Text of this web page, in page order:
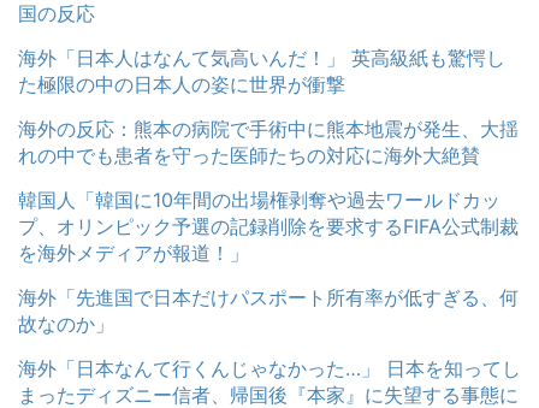
国の反応
海外「日本人はなんて気高いんだ！」 英高級紙も驚愕し
た極限の中の日本人の姿に世界が衝撃
海外の反応：熊本の病院で手術中に熊本地震が発生、大揺
れの中でも患者を守った医師たちの対応に海外大絶賛
韓国人「韓国に10年間の出場権剥奪や過去ワールドカッ
プ、オリンピック予選の記録削除を要求するFIFA公式制裁
を海外メディアが報道！」
海外「先進国で日本だけパスポート所有率が低すぎる、何
故なのか」
海外「日本なんて行くんじゃなかった…」 日本を知ってし
まったディズニー信者、帰国後『本家』に失望する事態に